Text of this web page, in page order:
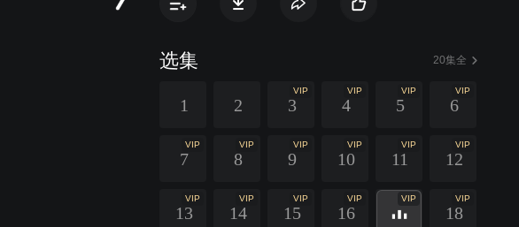
选集 20集全
1 2
VIP
3
VIP
4
VIP
5
VIP
6
VIP
7
VIP
8
VIP
9
VIP
10
VIP
11
VIP
12
VIP
13
VIP
14
VIP
15
VIP
16
VIP VIP
18